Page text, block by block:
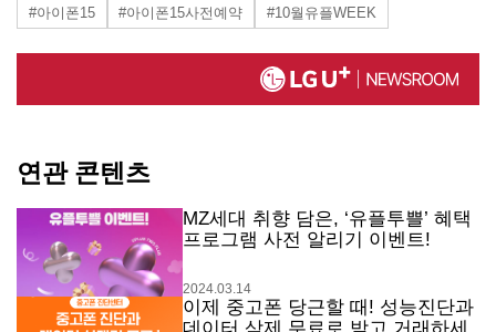
#아이폰15
#아이폰15사전예약 #10월유플WEEK
연관 콘텐츠
MZ세대 취향 담은, ‘유플투쁠’ 혜택
프로그램 사전 알리기 이벤트!
2024.03.14
이제 중고폰 당근할 때! 성능진단과
데이터 삭제 무료로 받고 거래하세